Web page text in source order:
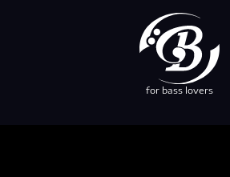
for bass lovers